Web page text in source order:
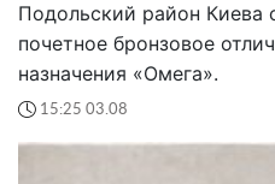
Подольский район Киева
почетное бронзовое
назначения «Омега».
15:25 03.08